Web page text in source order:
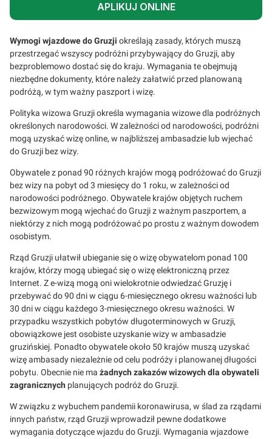
APLIKUJ ONLINE
Wymogi wjazdowe do Gruzji określają zasady, których muszą
przestrzegać wszyscy podróżni przybywający do Gruzji, aby
bezproblemowo dostać się do kraju. Wymagania te obejmują
niezbędne dokumenty, które należy załatwić przed planowaną
podróżą, w tym ważny paszport i wizę.
Polityka wizowa Gruzji określa wymagania wizowe dla podróżnych
określonych narodowości. W zależności od narodowości, podróżni
mogą uzyskać wizę online, w najbliższej ambasadzie lub wjechać
do Gruzji bez wizy.
Obywatele z ponad 90 różnych krajów mogą podróżować do Gruzji
bez wizy na pobyt od 3 miesięcy do 1 roku, w zależności od
narodowości podróżnego. Obywatele krajów objętych ruchem
bezwizowym mogą wjechać do Gruzji z ważnym paszportem, a
niektórzy z nich mogą podróżować po prostu z ważnym dowodem
osobistym.
Rząd Gruzji ułatwił ubieganie się o wizę obywatelom ponad 100
krajów, którzy mogą ubiegać się o wizę elektroniczną przez
Internet. Z e-wizą mogą oni wielokrotnie odwiedzać Gruzję i
przebywać do 90 dni w ciągu 6-miesięcznego okresu ważności lub
30 dni w ciągu każdego 3-miesięcznego okresu ważności. W
przypadku wszystkich pobytów długoterminowych w Gruzji,
obowiązkowe jest osobiste uzyskanie wizy w ambasadzie
gruzińskiej. Ponadto obywatele około 50 krajów muszą uzyskać
wizę ambasady niezależnie od celu podróży i planowanej długości
pobytu. Obecnie nie ma żadnych zakazów wizowych dla obywateli
zagranicznych planujących podróż do Gruzji.
W związku z wybuchem pandemii koronawirusa, w ślad za rządami
innych państw, rząd Gruzji wprowadził pewne dodatkowe
wymagania dotyczące wjazdu do Gruzji. Wymagania wjazdowe